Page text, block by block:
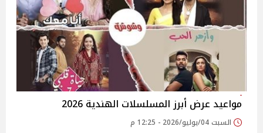
مواعيد عرض أبرز المسلسلات الهندية 2026
السبت 04/يوليو/2026 - 12:25 م